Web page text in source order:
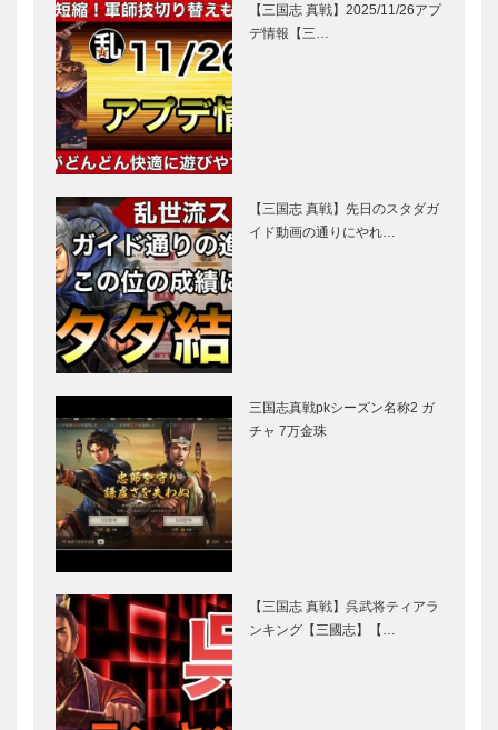
【三国志 真戦】2025/11/26アプ
デ情報【三…
【三国志 真戦】先日のスタダガ
イド動画の通りにやれ…
三国志真戦pkシーズン名称2 ガ
チャ 7万金珠
【三国志 真戦】呉武将ティアラ
ンキング【三國志】【…